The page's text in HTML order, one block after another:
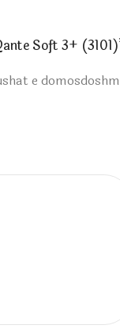
Soft 3+
e